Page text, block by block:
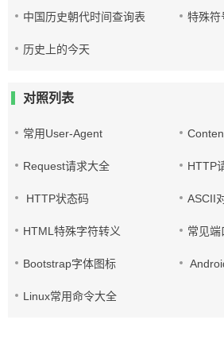
中国历史朝代时间查询表 特殊符
历史上的今天
对照列表
常用User-Agent
Request请求大全 HTTP
HTTP状态码 ASCII
HTML特殊字符转义 常见端
Bootstrap字体图标
Linux常用命令大全